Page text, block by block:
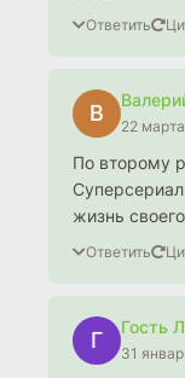
Ответить
В
22
По второму
жизнь
Ответить
Г
Гость
31